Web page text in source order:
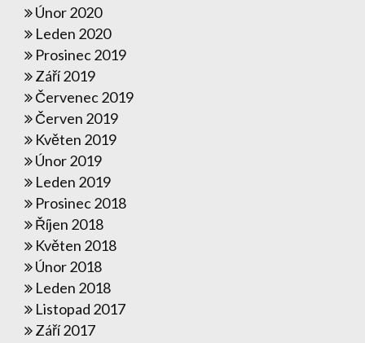
Únor 2020
Leden 2020
Prosinec 2019
Září 2019
Červenec 2019
Červen 2019
Květen 2019
Únor 2019
Leden 2019
Prosinec 2018
Říjen 2018
Květen 2018
Únor 2018
Leden 2018
Listopad 2017
Září 2017